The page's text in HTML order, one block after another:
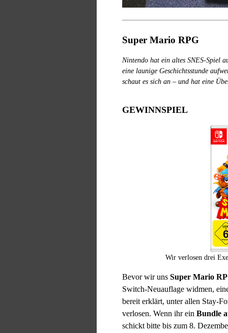
Super Mario RPG
Nintendo hat ein altes SNES-Spiel
eine launige Geschichtsstunde
schaut es sich an – und hat eine
GEWINNSPIEL
Wir verlosen drei
Bevor wir uns Super Mario
Switch-Neuauflage widmen,
bereit erklärt, unter allen Stay-
verlosen. Wenn ihr ein Bundle
schickt bitte bis zum 8.